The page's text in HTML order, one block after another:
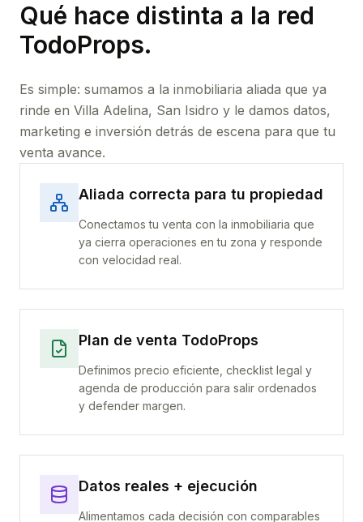
Qué hace distinta a la red
TodoProps.
Es simple: sumamos a la inmobiliaria aliada que ya
rinde en Villa Adelina, San Isidro y le damos datos,
marketing e inversión detrás de escena para que tu
venta avance.
Aliada correcta para tu propiedad
Conectamos tu venta con la inmobiliaria que
ya cierra operaciones en tu zona y responde
con velocidad real.
Plan de venta TodoProps
Definimos precio eficiente, checklist legal y
agenda de producción para salir ordenados
y defender margen.
Datos reales + ejecución
Alimentamos cada decisión con comparables